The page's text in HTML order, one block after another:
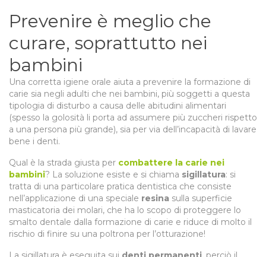
Prevenire è meglio che
curare, soprattutto nei
bambini
Una corretta igiene orale aiuta a prevenire la formazione di
carie sia negli adulti che nei bambini, più soggetti a questa
tipologia di disturbo a causa delle abitudini alimentari
(spesso la golosità li porta ad assumere più zuccheri rispetto
a una persona più grande), sia per via dell’incapacità di lavare
bene i denti.
Qual è la strada giusta per combattere la carie nei
bambini? La soluzione esiste e si chiama sigillatura: si
tratta di una particolare pratica dentistica che consiste
nell’applicazione di una speciale resina sulla superficie
masticatoria dei molari, che ha lo scopo di proteggere lo
smalto dentale dalla formazione di carie e riduce di molto il
rischio di finire su una poltrona per l’otturazione!